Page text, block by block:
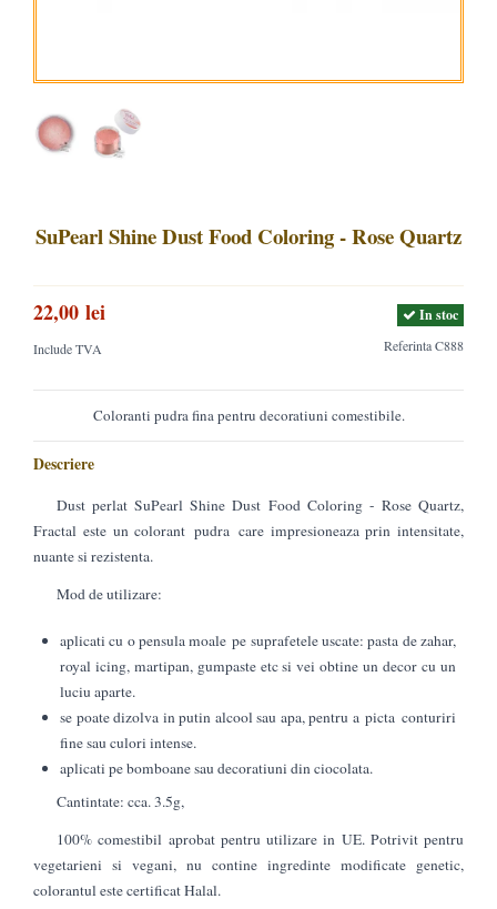
SuPearl Shine Dust Food Coloring - Rose Quartz
ReferintaC888
In stoc
22,00 lei
Include TVA
Coloranti pudra fina pentru decoratiuni comestibile.
Descriere
Dust perlat SuPearl Shine Dust Food Coloring - Rose Quartz,
Fractal este un colorant pudra care impresioneaza prin intensitate,
nuante si rezistenta.
Mod de utilizare:
aplicati cu o pensula moale pe suprafetele uscate: pasta de zahar,
royal icing, martipan, gumpaste etc si vei obtine un decor cu un
luciu aparte.
se poate dizolva in putin alcool sau apa, pentru a picta conturiri
fine sau culori intense.
aplicati pe bomboane sau decoratiuni din ciocolata.
Cantintate: cca. 3.5g,
100% comestibil aprobat pentru utilizare in UE. Potrivit pentru
vegetarieni si vegani, nu contine ingredinte modificate genetic,
colorantul este certificat Halal.